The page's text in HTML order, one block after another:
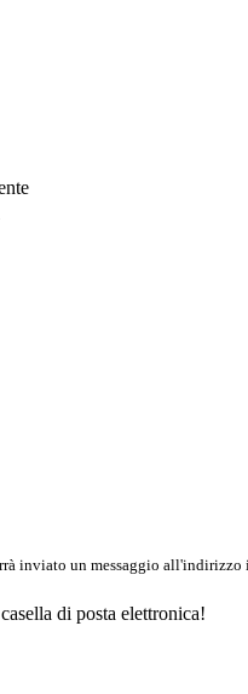
inviato un messaggio
di posta elettronica!